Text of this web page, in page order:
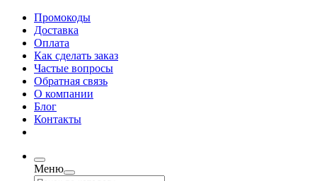
Промокоды
Доставка
Оплата
Как сделать заказ
Частые вопросы
Обратная связь
О компании
Блог
Контакты
Меню